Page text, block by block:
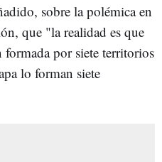
sobre la polémica en
que "la realidad es que
por siete territorios
lo forman siete